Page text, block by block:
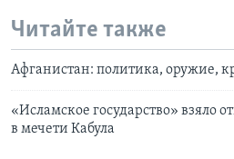
Читайте также
Афганистан: политика, оружие,
«Исламское государство» взяло
в мечети Кабула